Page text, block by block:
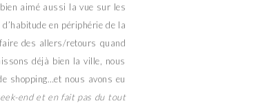
aimé aussi la vue sur les
en périphérie de la
des allers/retours quand
déjà bien la ville, nous
shopping…et nous avons eu
end et en fait pas du tout